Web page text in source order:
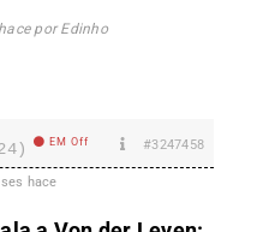
por Edinho
EM Off #3247458
hace